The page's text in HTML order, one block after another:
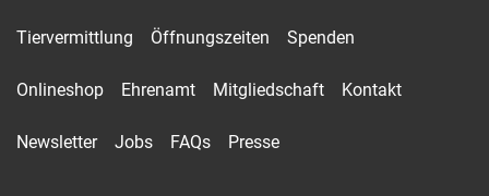
Tiervermittlung Öffnungszeiten Spenden
Onlineshop Ehrenamt Mitgliedschaft Kontakt
Newsletter Jobs FAQs Presse